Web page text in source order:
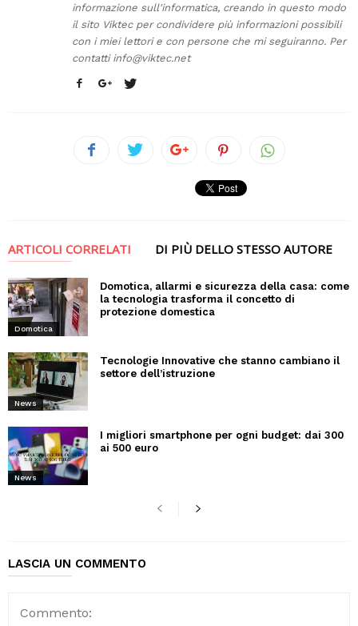
informazione sull'informatica, creando in questo modo
il sito Viktec per condividere più informazioni possibili
con i miei lettori e con persone che mi seguiranno. Per
contatti info@viktec.net
ARTICOLI CORRELATI DI PIÙ DELLO STESSO AUTORE
Domotica
Domotica, allarmi e sicurezza della casa: come
la tecnologia trasforma il concetto di
protezione domestica
News
Tecnologie Innovative che stanno cambiano il
settore dell’istruzione
News
I migliori smartphone per ogni budget: dai 300
ai 500 euro
LASCIA UN COMMENTO